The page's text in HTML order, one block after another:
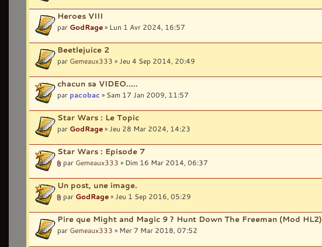
Heroes VIII
par GodRage» Lun 1 Avr 2024, 16:57
Beetlejuice 2
par Gemeaux333 » Jeu 4 Sep 2014, 20:49
chacun sa VIDEO.....
par pacobac » Sam 17 Jan 2009, 11:57
Star Wars : Le Topic
par GodRage» Jeu 28 Mar 2024, 14:23
Star Wars : Episode 7
par Gemeaux333 » Dim 16 Mar 2014, 06:37
Un post, une image.
par GodRage» Jeu 1 Sep 2016, 05:29
Pire que Might and Magic 9 ? Hunt Down The Freeman (Mod HL2)
par Gemeaux333 » Mer 7 Mar 2018, 07:52